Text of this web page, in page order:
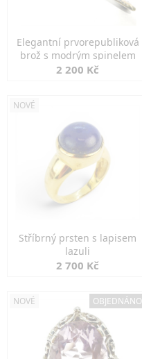
Elegantní prvorepubliková
brož s modrým spinelem
2 200 Kč
NOVÉ
Stříbrný prsten s lapisem
lazuli
2 700 Kč
NOVÉ OBJEDNÁNO